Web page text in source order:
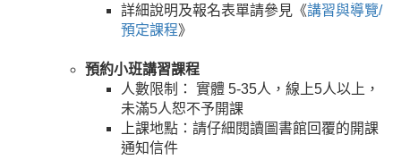
詳細說明及報名表單請參見《講習與導覽/
預定課程》
預約小班講習課程
人數限制： 實體 5-35人，線上5人以上，
未滿5人恕不予開課
上課地點：請仔細閱讀圖書館回覆的開課
通知信件